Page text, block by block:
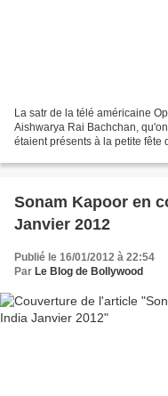
La satr de la télé américaine
Aishwarya Rai Bachchan,
étaient présents à la petite fête
Sonam Kapoor en
Janvier 2012
Publié le 16/01/2012 à 22:54
Par Le Blog de Bollywood